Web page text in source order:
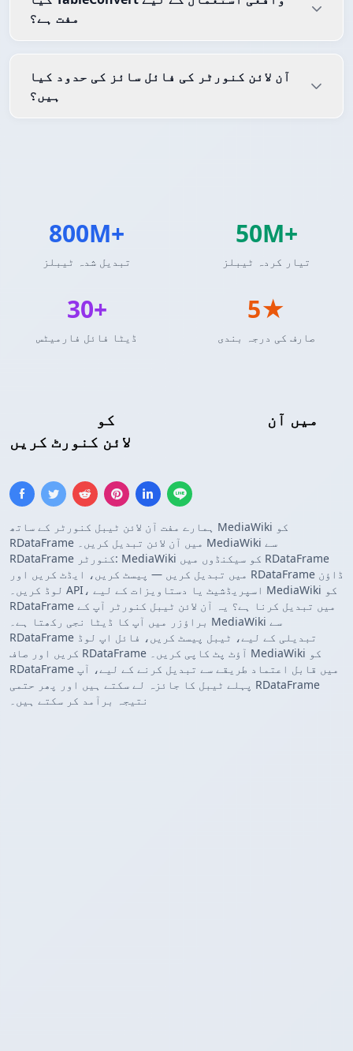
لائن کنورٹ کریں
ہمارے مفت آن لائن ٹیبل کنورٹر کے ساتھ MediaWiki کو
RDataFrame میں آن لائن تبدیل کریں۔ MediaWiki سے
RDataFrame کنورٹر: MediaWiki کو سیکنڈوں میں RDataFrame
میں تبدیل کریں — پیسٹ کریں، ایڈٹ کریں اور RDataFrame ڈاؤن
لوڈ کریں۔ API، اسپریڈشیٹ یا دستاویزات کے لیے MediaWiki کو
RDataFrame میں تبدیل کرنا ہے؟ یہ آن لائن ٹیبل کنورٹر آپ کے
براؤزر میں آپ کا ڈیٹا نجی رکھتا ہے۔ MediaWiki سے
RDataFrame تبدیلی کے لیے، ٹیبل پیسٹ کریں، فائل اپ لوڈ
کریں اور صاف RDataFrame آؤٹ پٹ کاپی کریں۔ MediaWiki کو
RDataFrame میں قابل اعتماد طریقے سے تبدیل کرنے کے لیے، آپ
پہلے ٹیبل کا جائزہ لے سکتے ہیں اور پھر حتمی RDataFrame
نتیجہ برآمد کر سکتے ہیں۔
مفت ہے؟
آن لائن کنورٹر کی فائل سائز کی حدود کیا
ہیں؟
800M+
تبدیل شدہ ٹیبلز
50M+
تیار کردہ ٹیبلز
30+
ڈیٹا فائل فارمیٹس
5★
صارف کی درجہ بندی